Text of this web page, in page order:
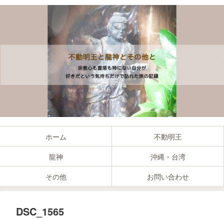
ホーム
不動明王
龍神
沖縄・台湾
その他
お問い合わせ
DSC_1565